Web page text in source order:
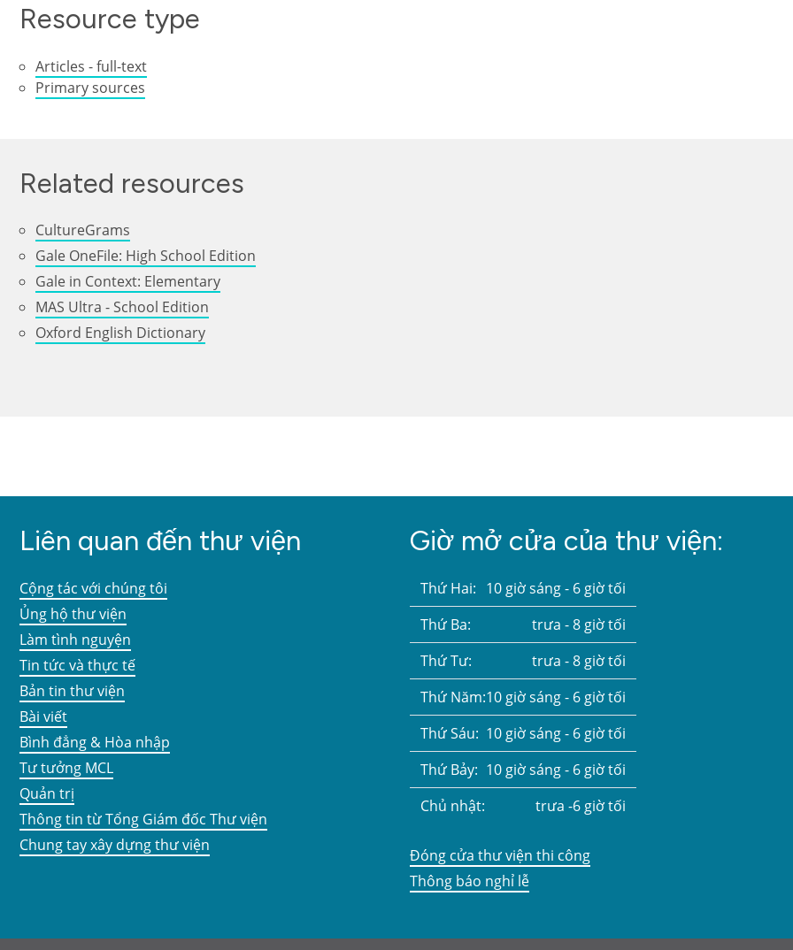
Resource type
Articles - full-text
Primary sources
Related resources
CultureGrams
Gale OneFile: High School Edition
Gale in Context: Elementary
MAS Ultra - School Edition
Oxford English Dictionary
Liên quan đến thư viện
Cộng tác với chúng tôi
Ủng hộ thư viện
Làm tình nguyện
Tin tức và thực tế
Bản tin thư viện
Bài viết
Bình đẳng & Hòa nhập
Tư tưởng MCL
Quản trị
Thông tin từ Tổng Giám đốc Thư viện
Chung tay xây dựng thư viện
Giờ mở cửa của thư viện:
Thứ Hai: 10 giờ sáng - 6 giờ tối
Thứ Ba:
trưa - 8 giờ tối
Thứ Tư:
trưa - 8 giờ tối
Thứ Năm:10 giờ sáng - 6 giờ tối
Thứ Sáu: 10 giờ sáng - 6 giờ tối
Thứ Bảy: 10 giờ sáng - 6 giờ tối
Chủ nhật:
trưa -6 giờ tối
Đóng cửa thư viện thi công
Thông báo nghỉ lễ